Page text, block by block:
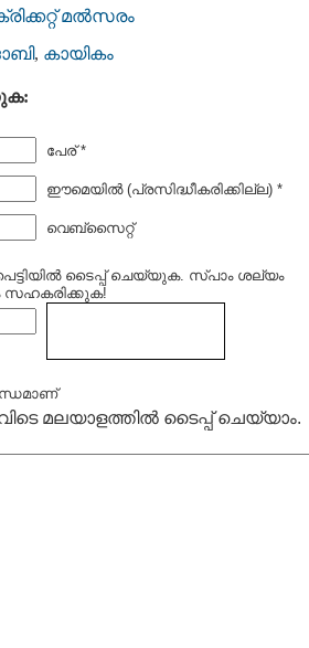
മല്‍സരം
, കായികം
പേര് *
ഈമെയില്‍ (പ്രസിദ്ധീകരിക്കില്ല) *
വെബ്സൈറ്റ്
ടൈപ്പ്‌ ചെയ്യുക. സ്പാം ശല്യം
സഹകരിക്കുക!
മലയാളത്തില്‍ ടൈപ്പ് ചെയ്യാം.